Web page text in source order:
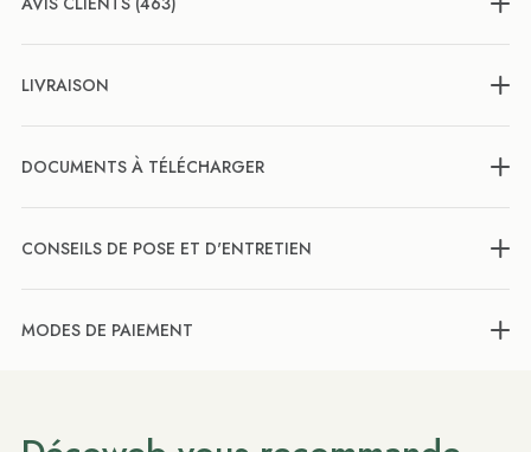
LIVRAISON
DOCUMENTS À TÉLÉCHARGER
CONSEILS DE POSE ET D'ENTRETIEN
MODES DE PAIEMENT